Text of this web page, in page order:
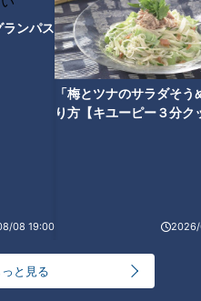
ンパス
08 19:00
「梅とツナのサラダそう
り方【キユーピー３分ク
2026/
っと見る
メダルを左手に持つともうひ
かってメダルを掲げた。急逝
へ向けて――。